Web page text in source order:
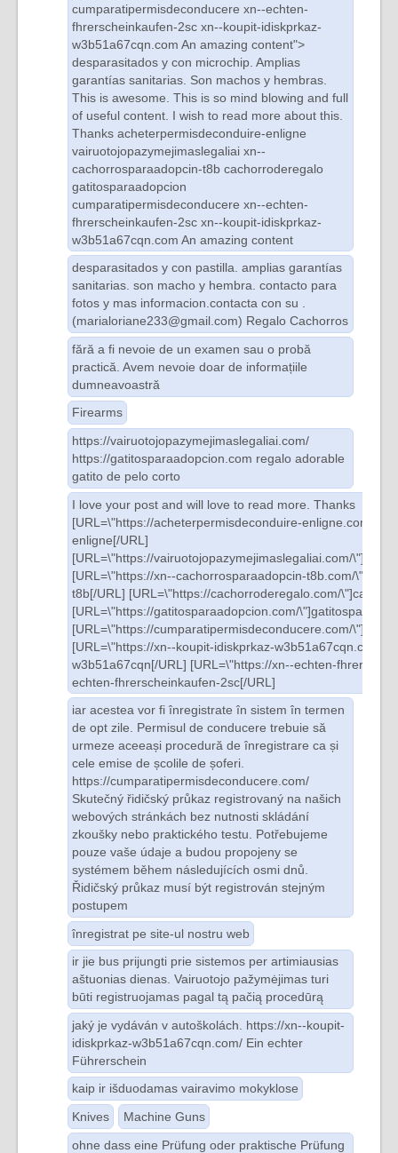
cumparatipermisdeconducere xn--echten-
fhrerscheinkaufen-2sc xn--koupit-idiskprkaz-
w3b51a67cqn.com An amazing content">
desparasitados y con microchip. Amplias
garantías sanitarias. Son machos y hembras.
This is awesome. This is so mind blowing and full
of useful content. I wish to read more about this.
Thanksacheterpermisdeconduire-enligne
vairuotojopazymejimaslegaliai xn--
cachorrosparaadopcin-t8b cachorroderegalo
gatitosparaadopcion
cumparatipermisdeconducere xn--echten-
fhrerscheinkaufen-2sc xn--koupit-idiskprkaz-
w3b51a67cqn.com An amazing content
desparasitados y con pastilla. amplias garantías
sanitarias. son macho y hembra. contacto para
fotos y mas informacion.contacta con su .
(marialoriane233@gmail.com) Regalo Cachorros
fără a fi nevoie de un examen sau o probă
practică. Avem nevoie doar de informațiile
dumneavoastră
Firearms
https://vairuotojopazymejimaslegaliai.com/
https://gatitosparaadopcion.com regalo adorable
gatito de pelo corto
I love your post and will love to read more. Thanks
[URL=\"https://acheterpermisdeconduire-enligne.com/
enligne[/URL]
[URL=\"https://vairuotojopazymejimaslegaliai.com/
[URL=\"https://xn--cachorrosparaadopcin-t8b.com/\"]xn--
t8b[/URL] [URL=\"https://cachorroderegalo.com/
[URL=\"https://gatitosparaadopcion.com/
[URL=\"https://cumparatipermisdeconducere.com/
[URL=\"https://xn--koupit-idiskprkaz-w3b51a67cqn.com/
w3b51a67cqn[/URL] [URL=\"https://xn--echten-
echten-fhrerscheinkaufen-2sc[/URL]
iar acestea vor fi înregistrate în sistem în termen
de opt zile. Permisul de conducere trebuie să
urmeze aceeași procedură de înregistrare ca și
cele emise de școlile de șoferi.
https://cumparatipermisdeconducere.com/
Skutečný řidičský průkaz registrovaný na našich
webových stránkách bez nutnosti skládání
zkoušky nebo praktického testu. Potřebujeme
pouze vaše údaje a budou propojeny se
systémem během následujících osmi dnů.
Řidičský průkaz musí být registrován stejným
postupem
înregistrat pe site-ul nostru web
ir jie bus prijungti prie sistemos per artimiausias
aštuonias dienas. Vairuotojo pažymėjimas turi
būti registruojamas pagal tą pačią procedūrą
jaký je vydáván v autoškolách. https://xn--koupit-
idiskprkaz-w3b51a67cqn.com/ Ein echter
Führerschein
kaip ir išduodamas vairavimo mokyklose
Knives
Machine Guns
ohne dass eine Prüfung oder praktische Prüfung